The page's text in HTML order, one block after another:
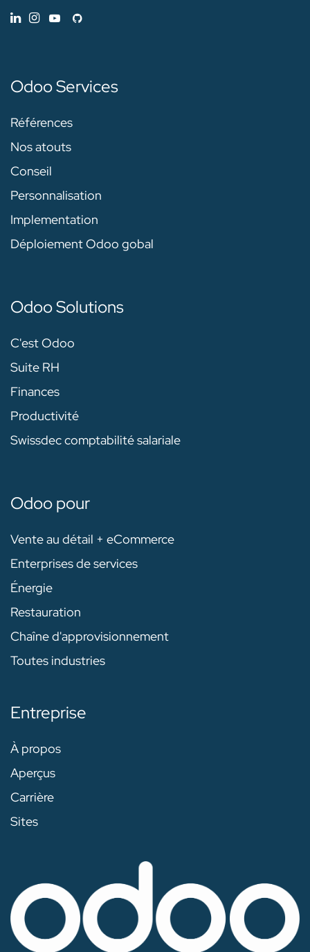
Odoo Services
Références
Nos atouts
Conseil
Personnalisation
Implementation
Déploiement Odoo gobal
Odoo Solutions
C'est Odoo
Suite RH
Finances
Productivité
Swissdec comptabilité salariale
Odoo pour
Vente au détail + eCommerce
Enterprises de services
Énergie
Restauration
Chaîne d'approvisionnement
Toutes industries
Entreprise
À propos
Aperçus
Carrière
Sites